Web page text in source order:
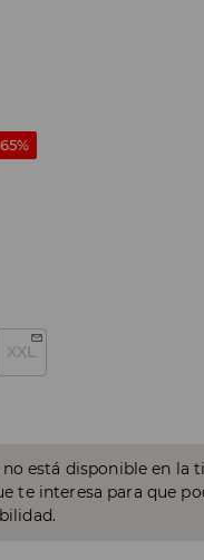
XXL
está disponible en la
te interesa para que